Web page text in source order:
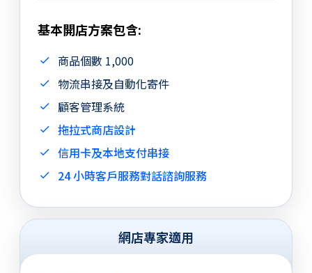
基本開店方案包含:
商品個數 1,000
物流串接及自動化寄件
顧客管理系統
拖拉式商店設計
信用卡及本地支付串接
24 小時客戶服務對話諮詢服務
網店專家適用